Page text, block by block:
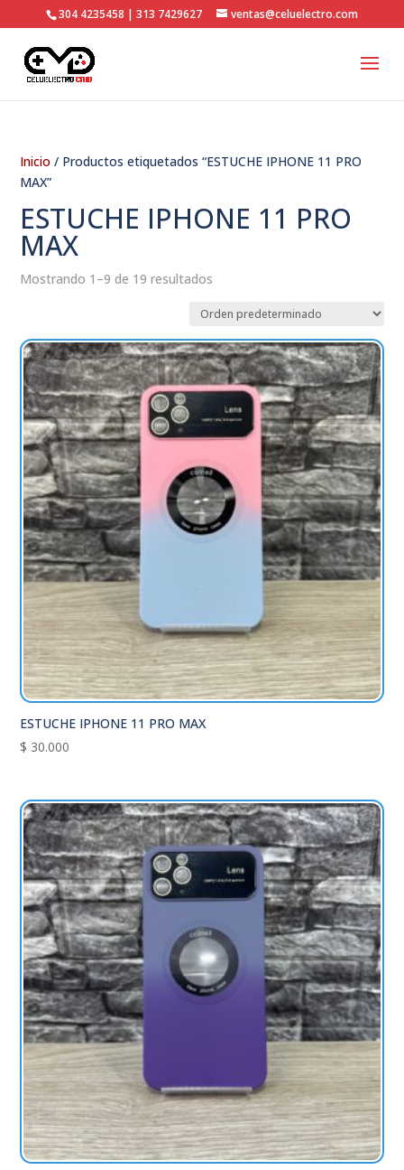
304 4235458 | 313 7429627 ventas@celuelectro.com
Inicio / Productos etiquetados “ESTUCHE IPHONE 11 PRO
MAX”
ESTUCHE IPHONE 11 PRO
MAX
Mostrando 1–9 de 19 resultados
ESTUCHE IPHONE 11 PRO MAX
$ 30.000